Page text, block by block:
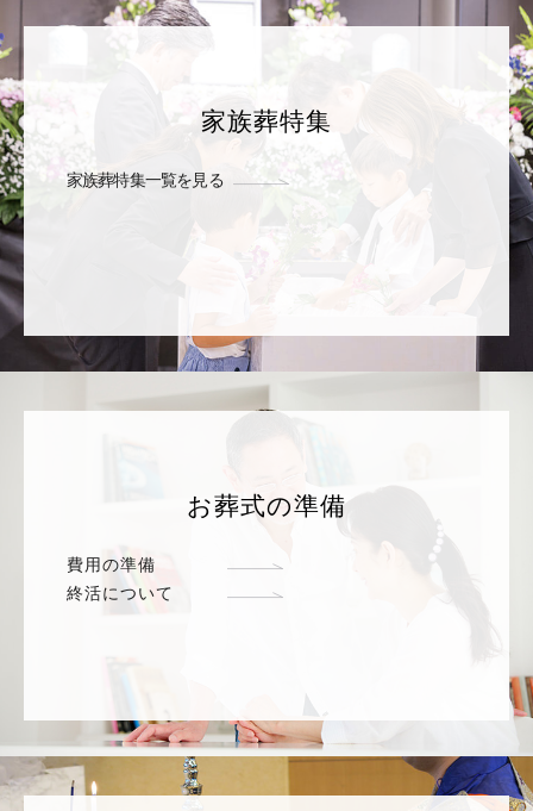
家族葬特集
家族葬特集一覧を見る
お葬式の準備
費用の準備
終活について